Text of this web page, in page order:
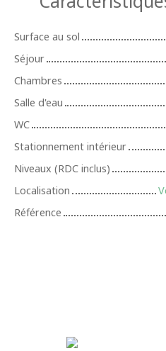
Surface au sol
Séjour
Chambres
Salle d'eau
WC
Stationnement intérieur
Niveaux (RDC inclus)
Localisation
Référence